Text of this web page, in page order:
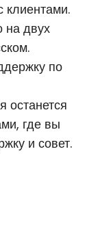
клиентами.
на двух
по
останется
где вы
и совет.